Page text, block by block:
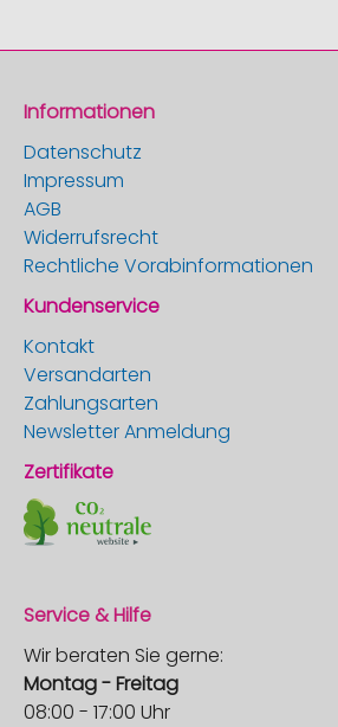
Informationen
Datenschutz
Impressum
AGB
Widerrufsrecht
Rechtliche Vorabinformationen
Kundenservice
Kontakt
Versandarten
Zahlungsarten
Newsletter Anmeldung
Zertifikate
Service & Hilfe
Wir beraten Sie gerne:
Montag - Freitag
08:00 - 17:00 Uhr